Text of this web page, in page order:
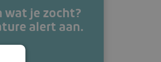
je zocht?
alert aan.